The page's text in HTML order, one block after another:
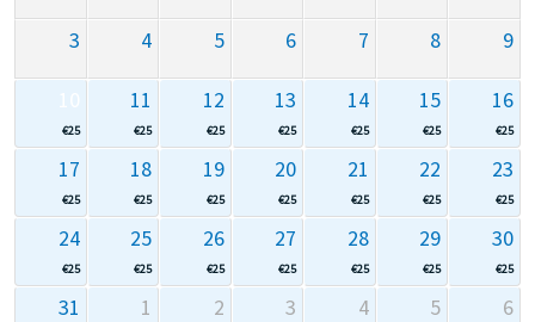
3 4 5 6 7 8 9
€25
11
€25
12
€25
13
€25
14
€25
15
€25
16
€25
17
€25
18
€25
19
€25
20
€25
21
€25
22
€25
23
€25
24
€25
25
€25
26
€25
27
€25
28
€25
29
€25
30
€25
31 1 2 3 4 5 6